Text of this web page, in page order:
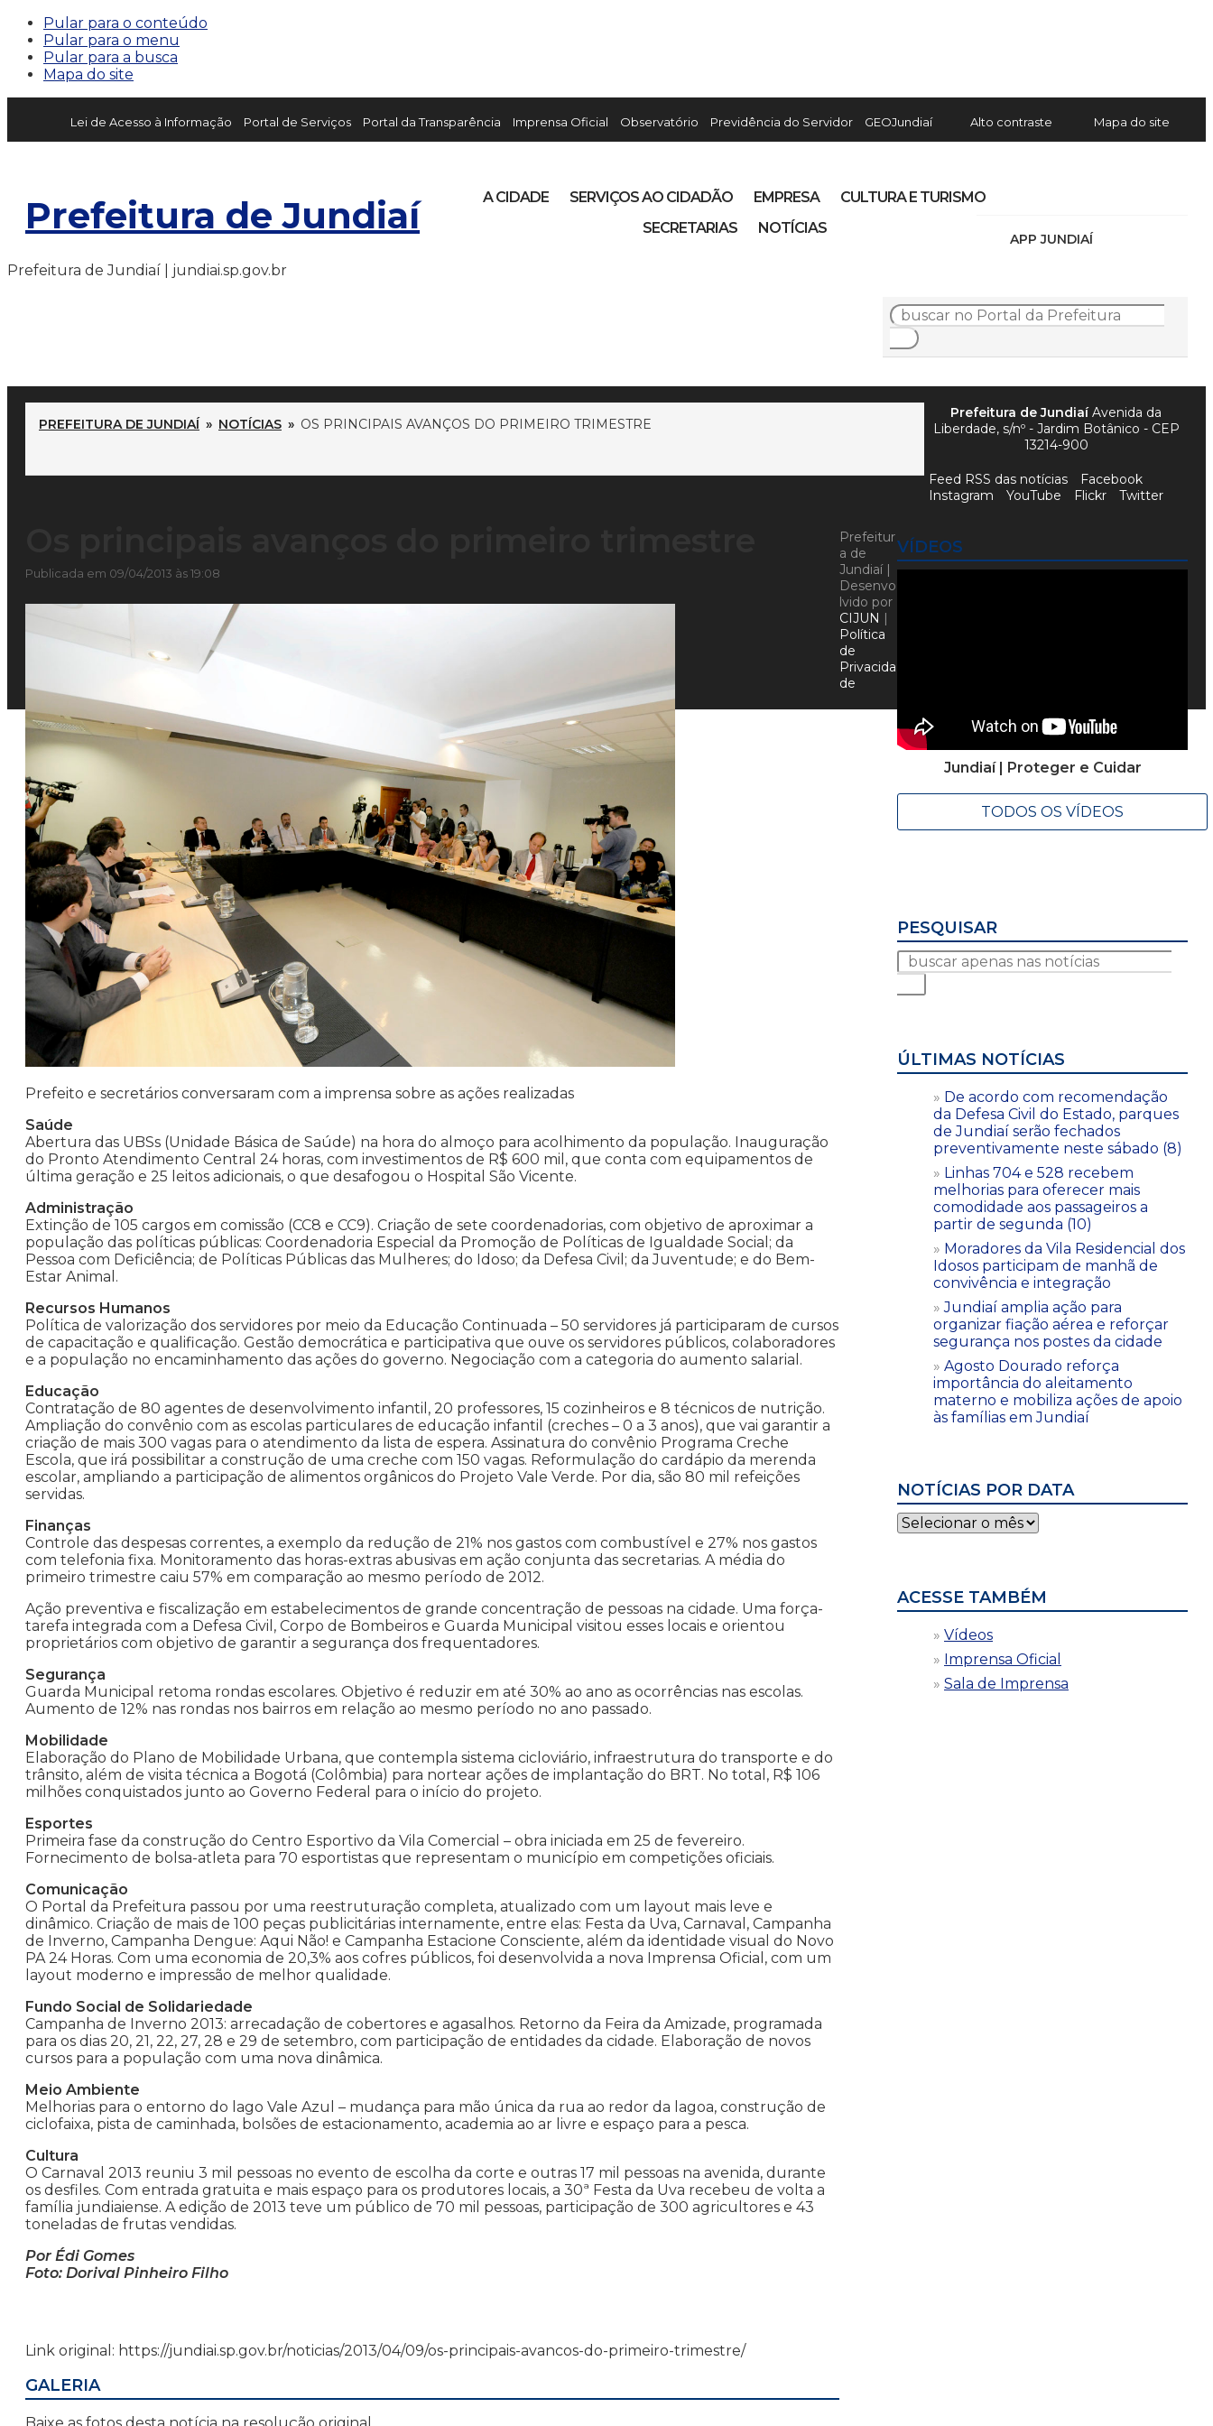
Pular para o conteúdo
Pular para o menu
Pular para a busca
Mapa do site
Lei de Acesso à Informação Portal de Serviços Portal da Transparência Imprensa Oficial Observatório Previdência do Servidor GEOJundiaí Alto contraste Mapa do site
Prefeitura de Jundiaí
APP JUNDIAÍ
A CIDADE SERVIÇOS AO CIDADÃO EMPRESA
CULTURA E TURISMO
SECRETARIAS
NOTÍCIAS
Prefeitura de Jundiaí | jundiai.sp.gov.br
PREFEITURA DE JUNDIAÍ » NOTÍCIAS » OS PRINCIPAIS AVANÇOS DO PRIMEIRO TRIMESTRE
Publicada em 09/04/2013 às 19:08
Prefeito e secretários conversaram com a imprensa sobre as ações realizadas
Saúde
Abertura das UBSs (Unidade Básica de Saúde) na hora do almoço para acolhimento da população. Inauguração
do Pronto Atendimento Central 24 horas, com investimentos de R$ 600 mil, que conta com equipamentos de
última geração e 25 leitos adicionais, o que desafogou o Hospital São Vicente.
Administração
Extinção de 105 cargos em comissão (CC8 e CC9). Criação de sete coordenadorias, com objetivo de aproximar a
população das políticas públicas: Coordenadoria Especial da Promoção de Políticas de Igualdade Social; da
Pessoa com Deficiência; de Políticas Públicas das Mulheres; do Idoso; da Defesa Civil; da Juventude; e do Bem-
Estar Animal.
Recursos Humanos
Política de valorização dos servidores por meio da Educação Continuada – 50 servidores já participaram de cursos
de capacitação e qualificação. Gestão democrática e participativa que ouve os servidores públicos, colaboradores
e a população no encaminhamento das ações do governo. Negociação com a categoria do aumento salarial.
Educação
Contratação de 80 agentes de desenvolvimento infantil, 20 professores, 15 cozinheiros e 8 técnicos de nutrição.
Ampliação do convênio com as escolas particulares de educação infantil (creches – 0 a 3 anos), que vai garantir a
criação de mais 300 vagas para o atendimento da lista de espera. Assinatura do convênio Programa Creche
Escola, que irá possibilitar a construção de uma creche com 150 vagas. Reformulação do cardápio da merenda
escolar, ampliando a participação de alimentos orgânicos do Projeto Vale Verde. Por dia, são 80 mil refeições
servidas.
Finanças
Controle das despesas correntes, a exemplo da redução de 21% nos gastos com combustível e 27% nos gastos
com telefonia fixa. Monitoramento das horas-extras abusivas em ação conjunta das secretarias. A média do
primeiro trimestre caiu 57% em comparação ao mesmo período de 2012.
Ação preventiva e fiscalização em estabelecimentos de grande concentração de pessoas na cidade. Uma força-
tarefa integrada com a Defesa Civil, Corpo de Bombeiros e Guarda Municipal visitou esses locais e orientou
proprietários com objetivo de garantir a segurança dos frequentadores.
Segurança
Guarda Municipal retoma rondas escolares. Objetivo é reduzir em até 30% ao ano as ocorrências nas escolas.
Aumento de 12% nas rondas nos bairros em relação ao mesmo período no ano passado.
Mobilidade
Elaboração do Plano de Mobilidade Urbana, que contempla sistema cicloviário, infraestrutura do transporte e do
trânsito, além de visita técnica a Bogotá (Colômbia) para nortear ações de implantação do BRT. No total, R$ 106
milhões conquistados junto ao Governo Federal para o início do projeto.
Esportes
Primeira fase da construção do Centro Esportivo da Vila Comercial – obra iniciada em 25 de fevereiro.
Fornecimento de bolsa-atleta para 70 esportistas que representam o município em competições oficiais.
Comunicação
O Portal da Prefeitura passou por uma reestruturação completa, atualizado com um layout mais leve e
dinâmico. Criação de mais de 100 peças publicitárias internamente, entre elas: Festa da Uva, Carnaval, Campanha
de Inverno, Campanha Dengue: Aqui Não! e Campanha Estacione Consciente, além da identidade visual do Novo
PA 24 Horas. Com uma economia de 20,3% aos cofres públicos, foi desenvolvida a nova Imprensa Oficial, com um
layout moderno e impressão de melhor qualidade.
Fundo Social de Solidariedade
Campanha de Inverno 2013: arrecadação de cobertores e agasalhos. Retorno da Feira da Amizade, programada
para os dias 20, 21, 22, 27, 28 e 29 de setembro, com participação de entidades da cidade. Elaboração de novos
cursos para a população com uma nova dinâmica.
Meio Ambiente
Melhorias para o entorno do lago Vale Azul – mudança para mão única da rua ao redor da lagoa, construção de
ciclofaixa, pista de caminhada, bolsões de estacionamento, academia ao ar livre e espaço para a pesca.
Cultura
O Carnaval 2013 reuniu 3 mil pessoas no evento de escolha da corte e outras 17 mil pessoas na avenida, durante
os desfiles. Com entrada gratuita e mais espaço para os produtores locais, a 30ª Festa da Uva recebeu de volta a
família jundiaiense. A edição de 2013 teve um público de 70 mil pessoas, participação de 300 agricultores e 43
toneladas de frutas vendidas.
Por Édi Gomes
Foto: Dorival Pinheiro Filho
Link original: https://jundiai.sp.gov.br/noticias/2013/04/09/os-principais-avancos-do-primeiro-trimestre/
GALERIA
VÍDEOS
Jundiaí | Proteger e Cuidar
TODOS OS VÍDEOS
PESQUISAR
ÚLTIMAS NOTÍCIAS
De acordo com recomendação
da Defesa Civil do Estado, parques
de Jundiaí serão fechados
preventivamente neste sábado (8)
Linhas 704 e 528 recebem
melhorias para oferecer mais
comodidade aos passageiros a
partir de segunda (10)
Moradores da Vila Residencial dos
Idosos participam de manhã de
convivência e integração
Jundiaí amplia ação para
organizar fiação aérea e reforçar
segurança nos postes da cidade
Agosto Dourado reforça
importância do aleitamento
materno e mobiliza ações de apoio
às famílias em Jundiaí
NOTÍCIAS POR DATA
Notícias
por
ACESSE TAMBÉM
Vídeos
Imprensa Oficial
Sala de Imprensa
Prefeitura de JundiaíAvenida da
Liberdade, s/nº - Jardim Botânico - CEP
13214-900
Feed RSS das notícias
Facebook
Instagram
YouTube Flickr Twitter
Prefeitur
a de
Jundiaí |
Desenvo
lvido por
CIJUN |
Política
de
Privacida
de